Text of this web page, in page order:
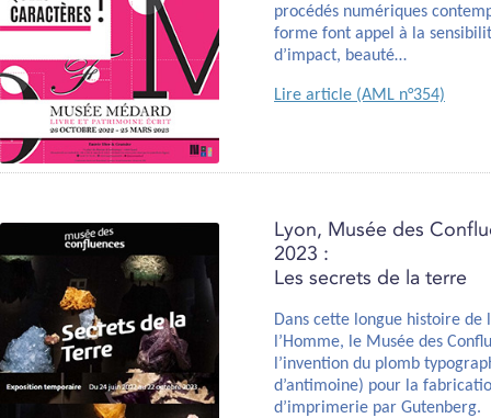
procédés numériques
forme font appel à la
d’impact, beauté…
Lire article (AML n°354)
Lyon, Musée des
2023 :
Les secrets de la terre
Dans cette longue histoire de
l’Homme, le Musée des
l’invention du plomb
d’antimoine) pour la
d’imprimerie par Gutenberg.